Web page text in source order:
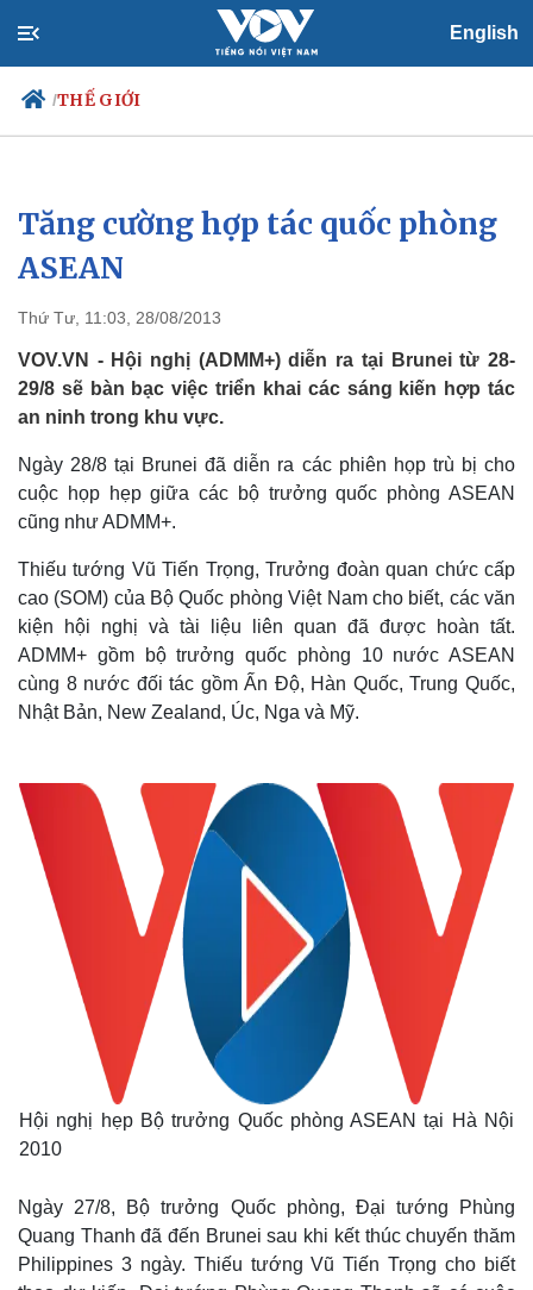
English
/THẾ GIỚI
Chính trị
Đảng
Tổ chức nhân sự
Nhận diện sự thật
Xã hội
Việc làm
Biển đảo
Tăng cường hợp tác quốc phòng
ASEAN
Thứ Tư, 11:03, 28/08/2013
VOV.VN - Hội nghị (ADMM+) diễn ra tại Brunei từ 28-
29/8 sẽ bàn bạc việc triển khai các sáng kiến hợp tác
an ninh trong khu vực.
Ngày 28/8 tại Brunei đã diễn ra các phiên họp trù bị cho
cuộc họp hẹp giữa các bộ trưởng quốc phòng ASEAN
cũng như ADMM+.
Thiếu tướng Vũ Tiến Trọng, Trưởng đoàn quan chức cấp
cao (SOM) của Bộ Quốc phòng Việt Nam cho biết, các văn
kiện hội nghị và tài liệu liên quan đã được hoàn tất.
ADMM+ gồm bộ trưởng quốc phòng 10 nước ASEAN
cùng 8 nước đối tác gồm Ấn Độ, Hàn Quốc, Trung Quốc,
Nhật Bản, New Zealand, Úc, Nga và Mỹ.
Hội nghị hẹp Bộ trưởng Quốc phòng ASEAN tại Hà Nội
2010
Ngày 27/8, Bộ trưởng Quốc phòng, Đại tướng Phùng
Quang Thanh đã đến Brunei sau khi kết thúc chuyến thăm
Philippines 3 ngày. Thiếu tướng Vũ Tiến Trọng cho biết